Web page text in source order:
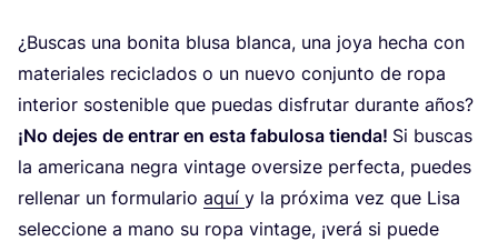
¿Bus­cas una boni­ta blu­sa blan­ca, una joya hecha con
mate­ria­les reci­cla­dos o un nue­vo con­jun­to de ropa
inte­rior sos­te­ni­ble que pue­das dis­fru­tar duran­te años?
¡No dejes de entrar en esta fabu­lo­sa tien­da! Si bus­cas
la ame­ri­ca­na negra vin­ta­ge over­si­ze per­fec­ta, pue­des
relle­nar un for­mu­la­rio aquí y la pró­xi­ma vez que Lisa
selec­cio­ne a mano su ropa vin­ta­ge, ¡verá si pue­de